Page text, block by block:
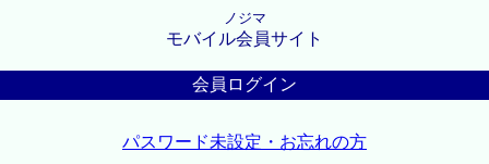
ノジマ
モバイル会員サイト
会員ログイン
パスワード未設定・お忘れの方